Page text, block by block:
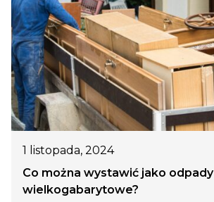
1 listopada, 2024
Co można wystawić jako odpady
wielkogabarytowe?